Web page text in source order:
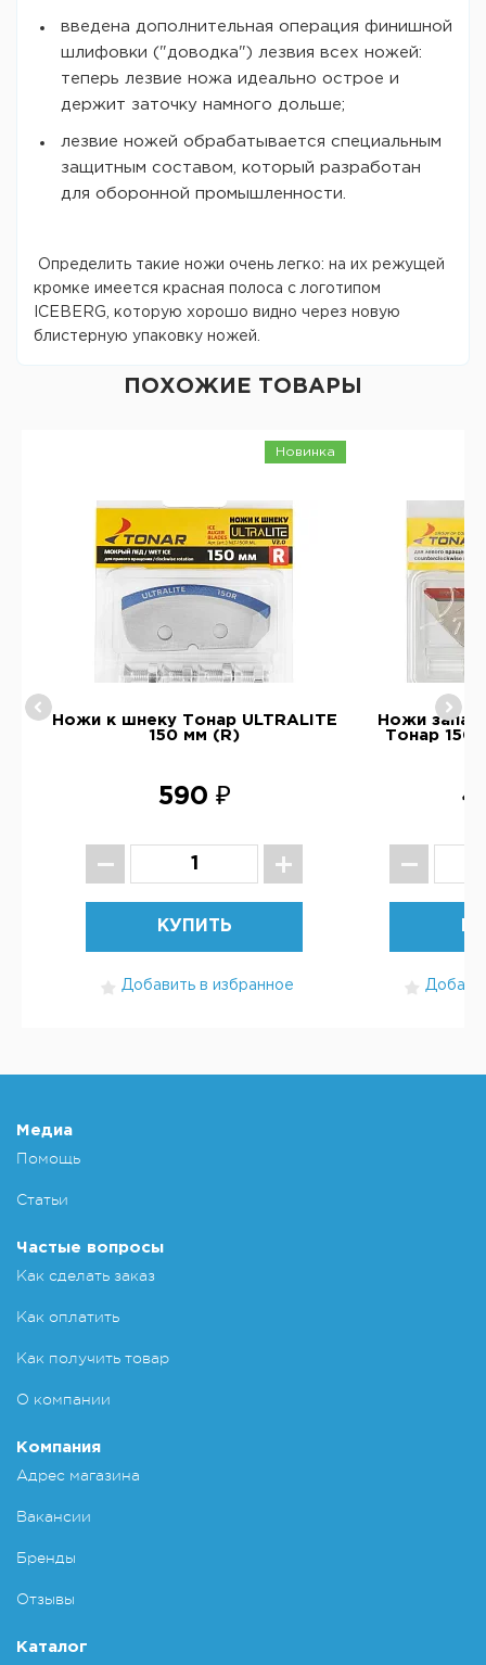
введена дополнительная операция финишной
шлифовки ("доводка") лезвия всех ножей:
теперь лезвие ножа идеально острое и
держит заточку намного дольше;
лезвие ножей обрабатывается специальным
защитным составом, который разработан
для оборонной промышленности.
Определить такие ножи очень легко: на их режущей
кромке имеется красная полоса с логотипом
ICEBERG, которую хорошо видно через новую
блистерную упаковку ножей.
ПОХОЖИЕ ТОВАРЫ
Новинка
Ножи к шнеку Тонар ULTRALITE
150 мм (R)
590 ₽
КУПИТЬ
Добавить в избранное
Ножи
Тонар 150
Медиа
Помощь
Статьи
Частые вопросы
Как сделать заказ
Как оплатить
Как получить товар
О компании
Компания
Адрес магазина
Вакансии
Бренды
Отзывы
Каталог